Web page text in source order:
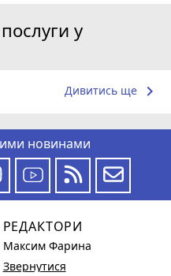
у
Дивитись ще keyboard_arrow_right
новинами
РЕДАКТОРИ
Максим Фарина
Звернутися